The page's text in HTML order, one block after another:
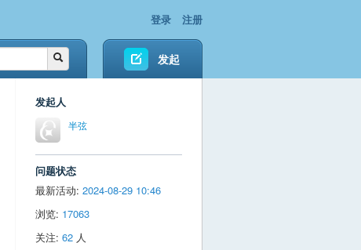
登录 注册
发起
发起人
半弦
问题状态
最新活动: 2024-08-29 10:46
浏览: 17063
关注: 62 人